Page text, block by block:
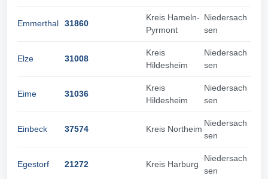
Emmerthal 31860
Kreis Hameln-
Pyrmont
Niedersach
sen
Elze 31008
Kreis
Hildesheim
Niedersach
sen
Eime 31036
Kreis
Hildesheim
Niedersach
sen
Einbeck 37574 Kreis Northeim
Niedersach
sen
Egestorf 21272 Kreis Harburg
Niedersach
sen